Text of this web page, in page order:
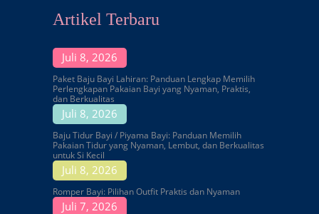
Artikel Terbaru
Juli 8, 2026
Paket Baju Bayi Lahiran: Panduan Lengkap Memilih
Perlengkapan Pakaian Bayi yang Nyaman, Praktis,
dan Berkualitas
Juli 8, 2026
Baju Tidur Bayi / Piyama Bayi: Panduan Memilih
Pakaian Tidur yang Nyaman, Lembut, dan Berkualitas
untuk Si Kecil
Juli 8, 2026
Romper Bayi: Pilihan Outfit Praktis dan Nyaman
Juli 7, 2026